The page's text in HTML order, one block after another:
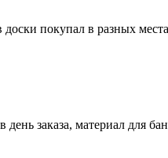
покупал в разных
заказа, материал для